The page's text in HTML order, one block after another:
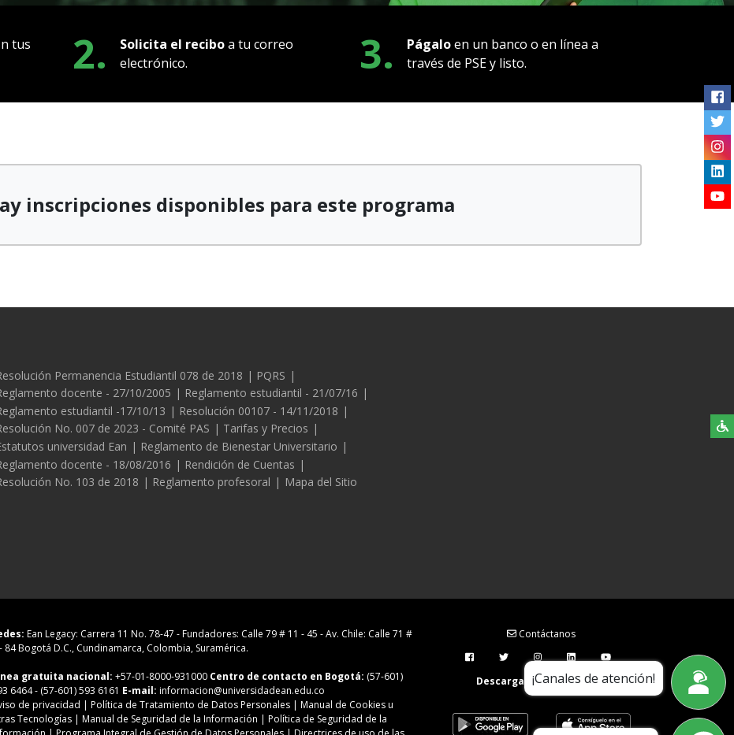
tus
2. Solicita el reciboa tu correo
electrónico.
3. Págaloen un banco o en línea a
través de PSE y listo.
inscripciones disponibles para este programa
¡Canales de atención!
Permanencia Estudiantil 078 de 2018
PQRS
docente - 27/10/2005
Reglamento estudiantil - 21/07/16
estudiantil -17/10/13
Resolución 00107 - 14/11/2018
No. 007 de 2023 - Comité PAS
Tarifas y Precios
universidad Ean
Reglamento de Bienestar Universitario
docente - 18/08/2016
Rendición de Cuentas
No. 103 de 2018
Reglamento profesoral Mapa del Sitio
Ean Legacy: Carrera 11 No. 78-47 -Fundadores: Calle 79 # 11 - 45 -Av. Chile: Calle 71 #
84Bogotá D.C., Cundinamarca, Colombia, Suramérica.
gratuita nacional: +57-01-8000-931000 Centro de contacto en Bogotá: (57-601)
6464- (57-601) 593 6161 E-mail: informacion@universidadean.edu.co
de privacidad | Política de Tratamiento de Datos Personales | Manual de Cookies u
Tecnologías | Manual de Seguridad de la Información | Política de Seguridad de la
Contáctanos
Descarga nuestra app en: